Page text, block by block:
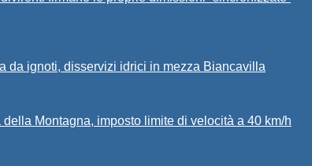
da ignoti, disservizi idrici in mezza Biancavilla
Montagna, imposto limite di velocità a 40 km/h